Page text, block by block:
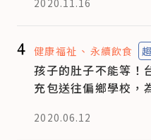
2020.11.16
4 健康福祉 永續飲食
孩子的肚子不能等！
充包送往偏鄉學校，
2020.06.12